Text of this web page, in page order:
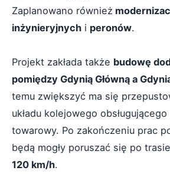
Zaplanowano również
inżynieryjnych i peronów.
Projekt zakłada także budowę
pomiędzy Gdynią Główną a
temu zwiększyć ma się
układu kolejowego
towarowy. Po zakończeniu prac
będą mogły poruszać się po
120 km/h.